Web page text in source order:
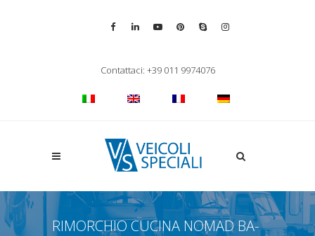
Contattaci: +39 011 9974076
Apri la ricerca
RIMORCHIO CUCINA NOMAD BA-